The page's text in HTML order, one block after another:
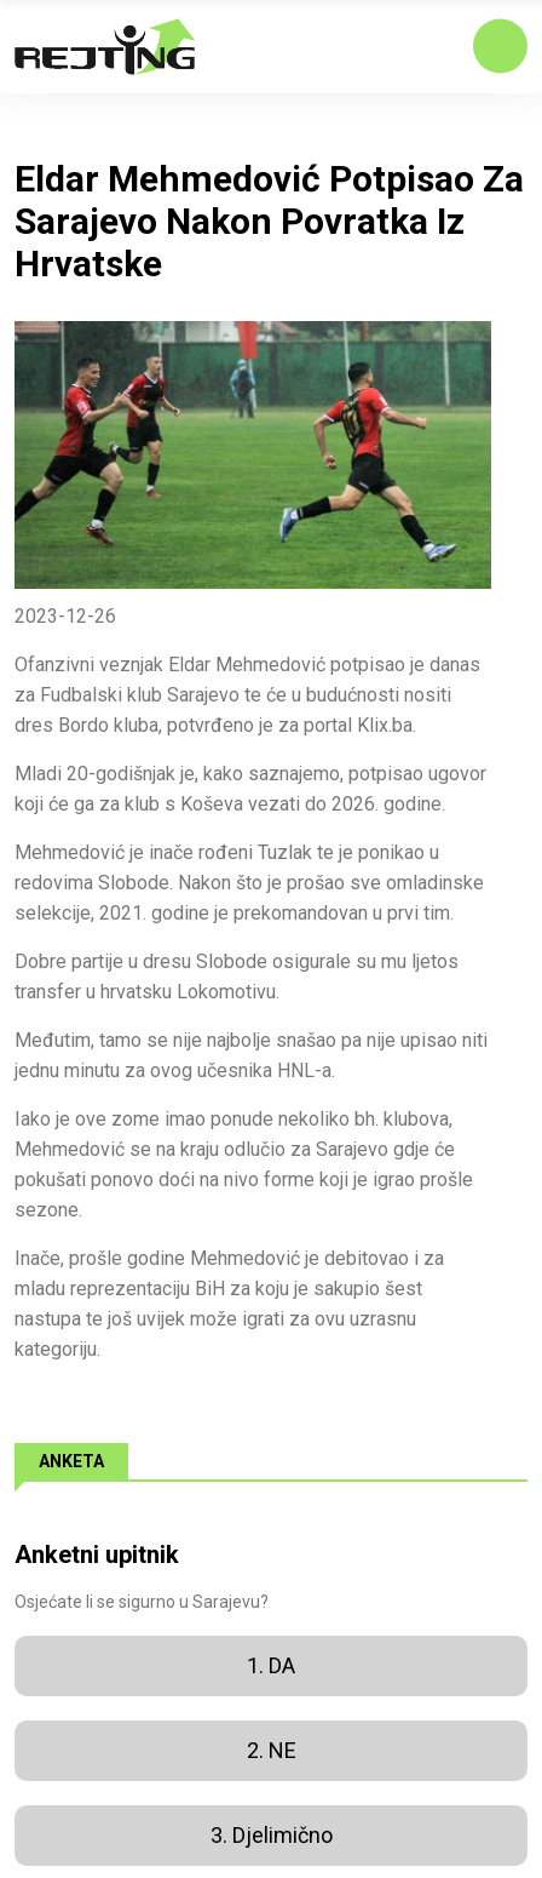
Eldar Mehmedović Potpisao Za
Sarajevo Nakon Povratka Iz
Hrvatske
2023-12-26
Ofanzivni veznjak Eldar Mehmedović potpisao je danas
za Fudbalski klub Sarajevo te će u budućnosti nositi
dres Bordo kluba, potvrđeno je za portal Klix.ba.
Mladi 20-godišnjak je, kako saznajemo, potpisao ugovor
koji će ga za klub s Koševa vezati do 2026. godine.
Mehmedović je inače rođeni Tuzlak te je ponikao u
redovima Slobode. Nakon što je prošao sve omladinske
selekcije, 2021. godine je prekomandovan u prvi tim.
Dobre partije u dresu Slobode osigurale su mu ljetos
transfer u hrvatsku Lokomotivu.
Međutim, tamo se nije najbolje snašao pa nije upisao niti
jednu minutu za ovog učesnika HNL-a.
Iako je ove zome imao ponude nekoliko bh. klubova,
Mehmedović se na kraju odlučio za Sarajevo gdje će
pokušati ponovo doći na nivo forme koji je igrao prošle
sezone.
Inače, prošle godine Mehmedović je debitovao i za
mladu reprezentaciju BiH za koju je sakupio šest
nastupa te još uvijek može igrati za ovu uzrasnu
kategoriju.
ANKETA
Anketni upitnik
Osjećate li se sigurno u Sarajevu?
1. DA
2. NE
3. Djelimično